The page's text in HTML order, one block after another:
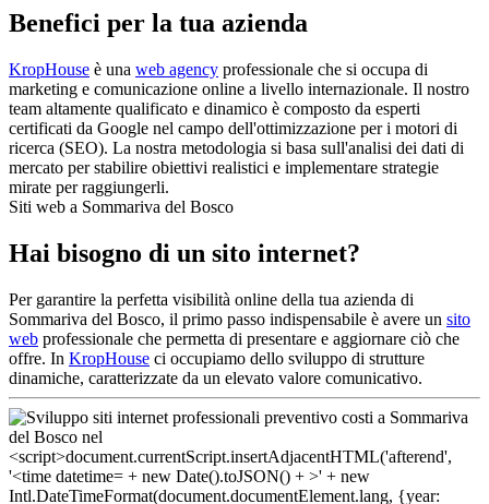
Benefici per la tua azienda
KropHouse è una web agency professionale che si occupa di
marketing e comunicazione online a livello internazionale. Il nostro
team altamente qualificato e dinamico è composto da esperti
certificati da Google nel campo dell'ottimizzazione per i motori di
ricerca (SEO). La nostra metodologia si basa sull'analisi dei dati di
mercato per stabilire obiettivi realistici e implementare strategie
mirate per raggiungerli.
Siti web a Sommariva del Bosco
Hai bisogno di un sito internet?
Per garantire la perfetta visibilità online della tua azienda di
Sommariva del Bosco, il primo passo indispensabile è avere un sito
web professionale che permetta di presentare e aggiornare ciò che
offre. In KropHouse ci occupiamo dello sviluppo di strutture
dinamiche, caratterizzate da un elevato valore comunicativo.